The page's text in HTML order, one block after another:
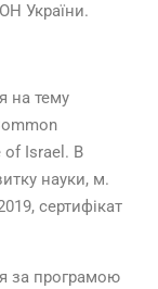
України.
на тему
of Israel. В
науки, м.
сертифікат
за програмою